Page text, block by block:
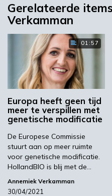
Gerelateerde
Verkamman
01:57
Europa heeft geen tijd
meer te verspillen met
genetische modificatie
De Europese Commissie
stuurt aan op meer ruimte
voor genetische modificatie.
HollandBIO is blij met de…
Annemiek Verkamman
30/04/2021